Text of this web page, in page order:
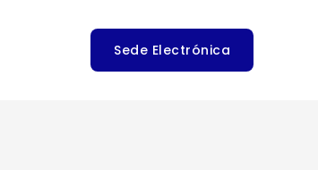
Sede Electrónica